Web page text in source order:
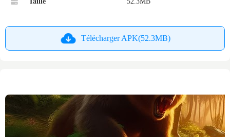
Télécharger APK(52.3MB)